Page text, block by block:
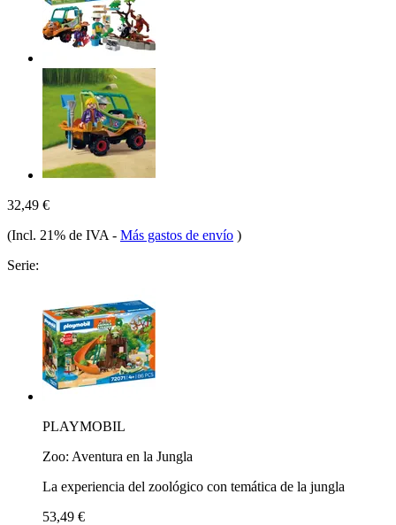
32,49 €
(Incl. 21% de IVA - Más gastos de envío )
Serie:
PLAYMOBIL
Zoo: Aventura en la Jungla
La experiencia del zoológico con temática de la jungla
53,49 €